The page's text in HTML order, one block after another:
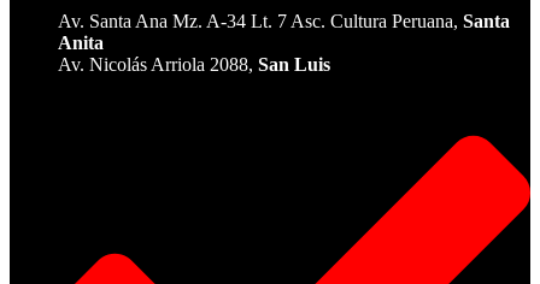
Av. Santa Ana Mz. A-34 Lt. 7 Asc. Cultura Peruana, Santa
Anita
Av. Nicolás Arriola 2088, San Luis